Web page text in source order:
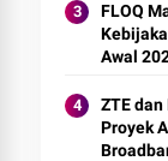
FLOQ
Awal
ZTE
Proyek